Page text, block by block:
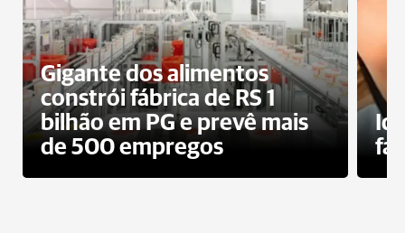
Gigante dos alimentos
constrói fábrica de RS 1
bilhão em PG e prevê mais
de 500 empregos